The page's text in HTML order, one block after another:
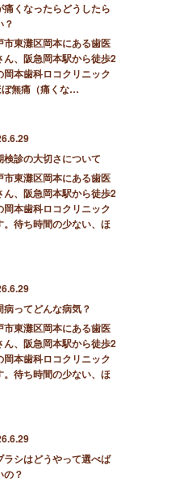
痛くなったらどうしたら
？
市東灘区岡本にある歯医
ん、阪急岡本駅から徒歩2
岡本歯科ロコクリニック
無痛（痛くな…
検診の大切さについて
市東灘区岡本にある歯医
ん、阪急岡本駅から徒歩2
岡本歯科ロコクリニック
。待ち時間の少ない、ほ
病ってどんな病気？
市東灘区岡本にある歯医
ん、阪急岡本駅から徒歩2
岡本歯科ロコクリニック
。待ち時間の少ない、ほ
ラシはどうやって選べば
の？